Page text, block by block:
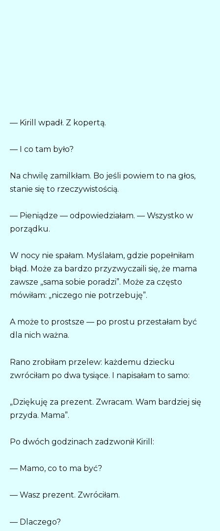
— Kirill wpadł. Z kopertą.
— I co tam było?
Na chwilę zamilkłam. Bo jeśli powiem to na głos,
stanie się to rzeczywistością.
— Pieniądze — odpowiedziałam. — Wszystko w
porządku.
W nocy nie spałam. Myślałam, gdzie popełniłam
błąd. Może za bardzo przyzwyczaili się, że mama
zawsze „sama sobie poradzi”. Może za często
mówiłam: „niczego nie potrzebuję”.
A może to prostsze — po prostu przestałam być
dla nich ważna.
Rano zrobiłam przelew: każdemu dziecku
zwróciłam po dwa tysiące. I napisałam to samo:
„Dziękuję za prezent. Zwracam. Wam bardziej się
przyda. Mama”.
Po dwóch godzinach zadzwonił Kirill:
— Mamo, co to ma być?
— Wasz prezent. Zwróciłam.
— Dlaczego?